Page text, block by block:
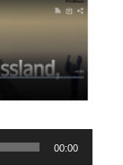
00:00